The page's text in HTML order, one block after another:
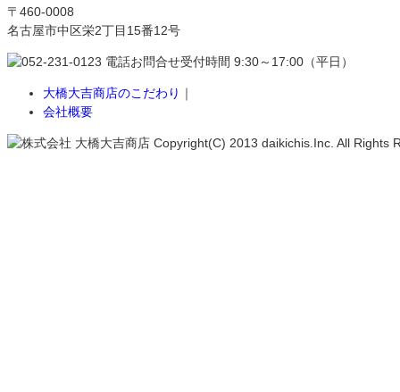
〒460-0008
名古屋市中区栄2丁目15番12号
大橋大吉商店のこだわり ｜
会社概要